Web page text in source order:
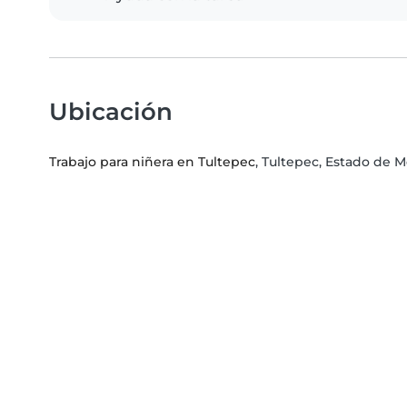
Ubicación
Trabajo para niñera en Tultepec, Tultepec, Estado de